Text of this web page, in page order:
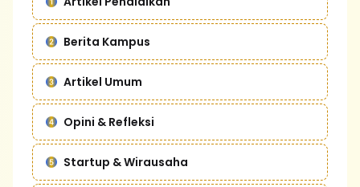
Berita Kampus
Artikel Umum
Opini & Refleksi
Startup & Wirausaha